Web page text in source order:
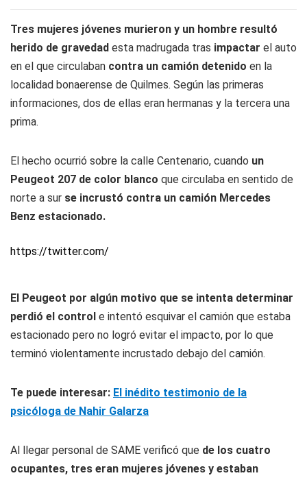
Tres mujeres jóvenes murieron y un hombre resultó
herido de gravedad esta madrugada tras impactar el auto
en el que circulaban contra un camión detenido en la
localidad bonaerense de Quilmes. Según las primeras
informaciones, dos de ellas eran hermanas y la tercera una
prima.
El hecho ocurrió sobre la calle Centenario, cuando un
Peugeot 207 de color blanco que circulaba en sentido de
norte a sur se incrustó contra un camión Mercedes
Benz estacionado.
https://twitter.com/
El Peugeot por algún motivo que se intenta determinar
perdió el control e intentó esquivar el camión que estaba
estacionado pero no logró evitar el impacto, por lo que
terminó violentamente incrustado debajo del camión.
Te puede interesar: El inédito testimonio de la
psicóloga de Nahir Galarza
Al llegar personal de SAME verificó que de los cuatro
ocupantes, tres eran mujeres jóvenes y estaban